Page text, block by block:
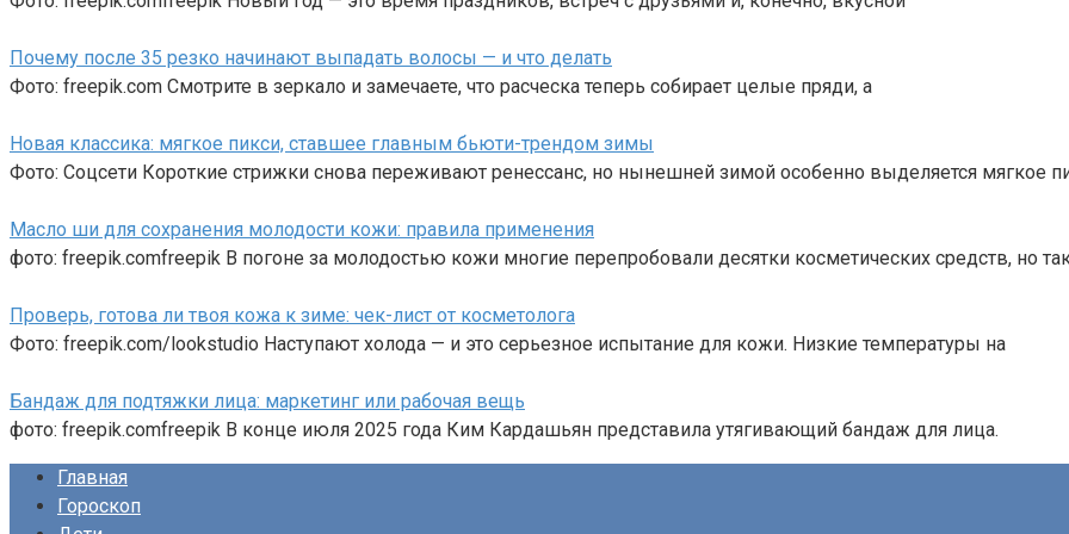
Почему после 35 резко начинают выпадать волосы — и что делать
Фото: freepik.com Смотрите в зеркало и замечаете, что расческа теперь собирает целые пряди, а
Новая классика: мягкое пикси, ставшее главным бьюти-трендом зимы
Фото: Соцсети Короткие стрижки снова переживают ренессанс, но нынешней зимой особенно выделяется мягкое
Масло ши для сохранения молодости кожи: правила применения
фото: freepik.comfreepik В погоне за молодостью кожи многие перепробовали десятки косметических средств, но
Проверь, готова ли твоя кожа к зиме: чек-лист от косметолога
Фото: freepik.com/lookstudio Наступают холода — и это серьезное испытание для кожи. Низкие температуры на
Бандаж для подтяжки лица: маркетинг или рабочая вещь
фото: freepik.comfreepik В конце июля 2025 года Ким Кардашьян представила утягивающий бандаж для лица.
Главная
Гороскоп